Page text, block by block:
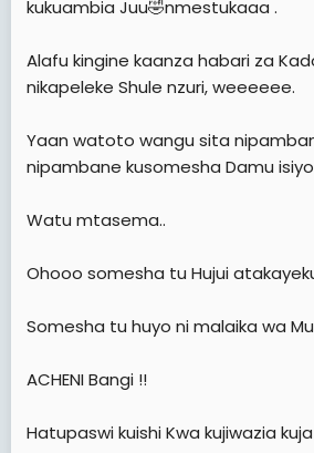
kukuambia Juu🤣nmestukaaa .
Alafu kingine kaanza habari za
nikapeleke Shule nzuri, weeeeee.
Yaan watoto wangu sita
nipambane kusomesha Damu
Watu mtasema..
Ohooo somesha tu Hujui
Somesha tu huyo ni malaika wa
ACHENI Bangi !!
Hatupaswi kuishi Kwa kujiwazia